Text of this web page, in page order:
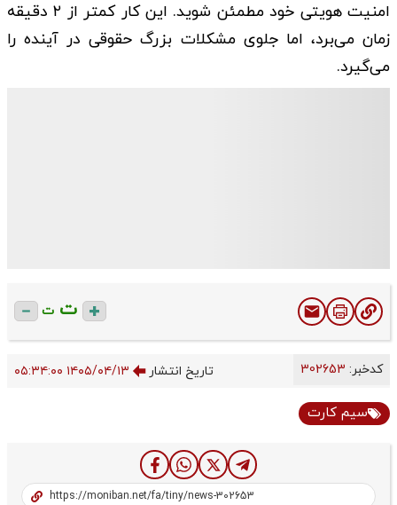
امنیت هویتی خود مطمئن شوید. این کار کمتر از ۲ دقیقه
زمان می‌برد، اما جلوی مشکلات بزرگ حقوقی در آینده را
می‌گیرد.
ت ت
کدخبر: تاریخ انتشار ۱۴۰۵/۰۴/۱۳ ۰۵:۳۴:۰۰
سیم کارت